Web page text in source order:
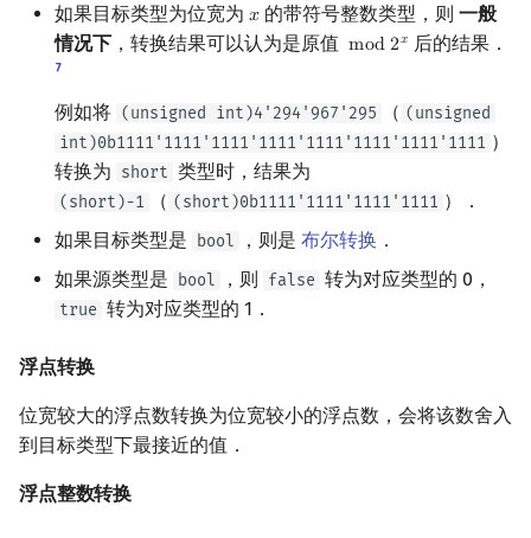
如果目标类型为位宽为 𝑥
x 的带符号整数类型，则一般
情况下 ，转换结果可以认为是原值 mod2𝑥
mod2x 后的结果．
7
例如将 (unsigned int)4'294'967'295 （ (unsigned
int)0b1111'1111'1111'1111'1111'1111'1111'1111 ）
转换为 short 类型时，结果为
(short)-1 （ (short)0b1111'1111'1111'1111 ）．
如果目标类型是
bool ，则是 布尔转换 ．
如果源类型是
bool ，则 false 转为对应类型的 0，
true 转为对应类型的 1．
浮点转换
位宽较大的浮点数转换为位宽较小的浮点数，会将该数舍入
到目标类型下最接近的值．
浮点整数转换